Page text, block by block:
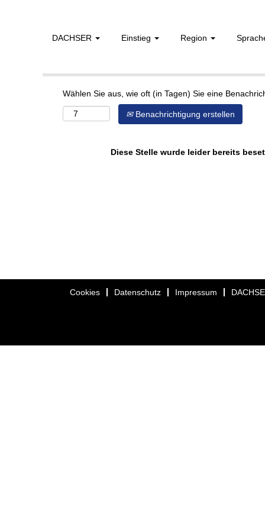
DACHSER Einstieg Region
Mehr Optionen anzeigen
Wählen Sie aus, wie oft (in Tagen) Sie eine
Benachrichtigung erstellen
Diese Stelle wurde leider bereits
Cookies Datenschutz Impressum